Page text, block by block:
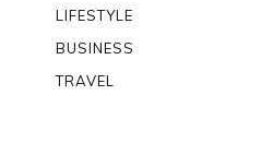
LIFESTYLE
BUSINESS
TRAVEL